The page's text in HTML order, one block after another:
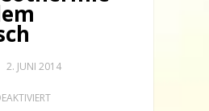
2. JUNI 2014
FÜR